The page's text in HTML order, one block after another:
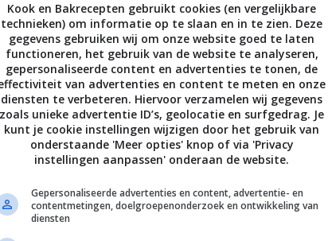
niet veel nodig:
een grote koekenpan werkt ook prima.
en de kip.
bakken.
zetten.
Kook en Bakrecepten gebruikt cookies (en vergelijkbare
technieken) om informatie op te slaan en in te zien. Deze
gegevens gebruiken wij om onze website goed te laten
functioneren, het gebruik van de website te analyseren,
gepersonaliseerde content en advertenties te tonen, de
van advertenties en content te meten en onze
diensten te verbeteren. Hiervoor verzamelen wij gegevens
zoals unieke advertentie ID’s, geolocatie en surfgedrag. Je
kunt je cookie instellingen wijzigen door het gebruik van
onderstaande 'Meer opties' knop of via 'Privacy
instellingen aanpassen' onderaan de website.
Gepersonaliseerde advertenties en content, advertentie- en
contentmetingen, doelgroepenonderzoek en ontwikkeling van
diensten